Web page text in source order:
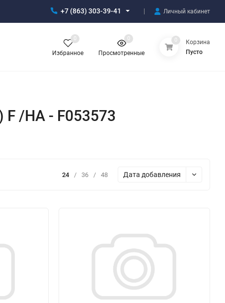
+7 (863) 303-39-41 Личный кабинет
Избранное
0
Просмотренные
0 0
Корзина
Пусто
F /HA - F053573
24 / 36 / 48 Дата добавления